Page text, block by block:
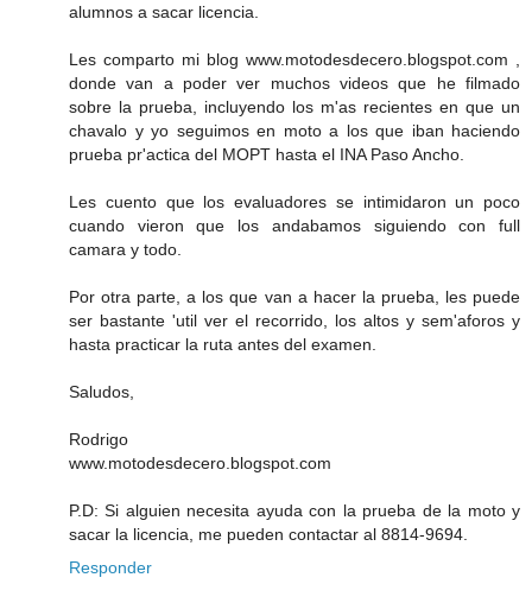
alumnos a sacar licencia.
Les comparto mi blog www.motodesdecero.blogspot.com ,
donde van a poder ver muchos videos que he filmado
sobre la prueba, incluyendo los m'as recientes en que un
chavalo y yo seguimos en moto a los que iban haciendo
prueba pr'actica del MOPT hasta el INA Paso Ancho.
Les cuento que los evaluadores se intimidaron un poco
cuando vieron que los andabamos siguiendo con full
camara y todo.
Por otra parte, a los que van a hacer la prueba, les puede
ser bastante 'util ver el recorrido, los altos y sem'aforos y
hasta practicar la ruta antes del examen.
Saludos,
Rodrigo
www.motodesdecero.blogspot.com
P.D: Si alguien necesita ayuda con la prueba de la moto y
sacar la licencia, me pueden contactar al 8814-9694.
Responder